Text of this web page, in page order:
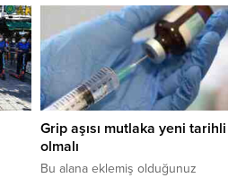
Grip aşısı mutlaka yeni tarihli
olmalı
Bu alana eklemiş olduğunuz